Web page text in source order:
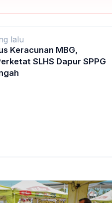
lalu
Keracunan MBG,
SLHS Dapur SPPG